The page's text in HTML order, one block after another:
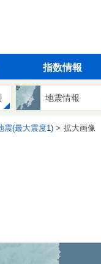
指数情報
地震情報
震(最大震度1) 拡大画像